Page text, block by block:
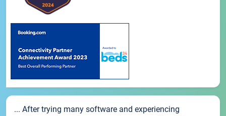
... After trying many software and experiencing